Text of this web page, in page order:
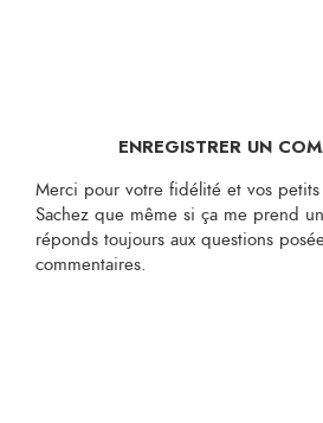
ENREGISTRER UN
Merci pour votre fidélité et vos
Sachez que même si ça me prend
réponds toujours aux questions
commentaires.